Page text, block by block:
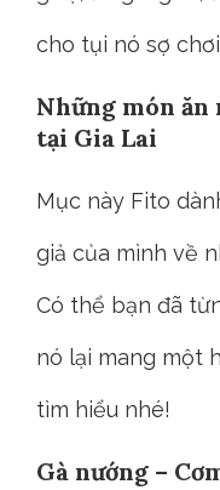
cho tụi nó sợ
Những món ăn
tại Gia Lai
Mục này Fito
giả của mình về
Có thể bạn đã
nó lại mang một
tìm hiểu nhé!
Gà nướng –